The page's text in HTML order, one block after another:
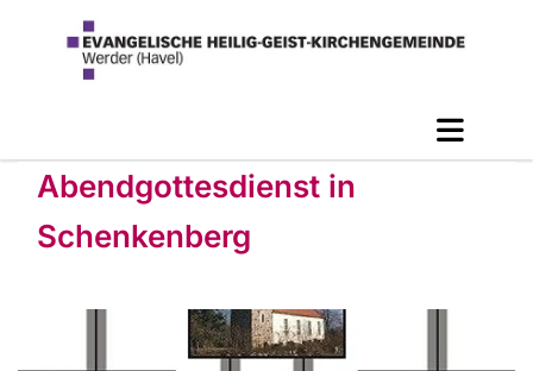
Abendgottesdienst in
Schenkenberg